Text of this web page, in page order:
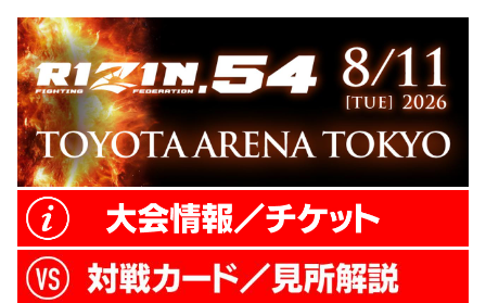
一際強い。 対する町田は、これまで50戦を
越えるキャリアを誇り、5つのタイトルを
獲得してきた実力者だ。13年にREBELSで
不可思を破り、今年は元SB日本スーパ...